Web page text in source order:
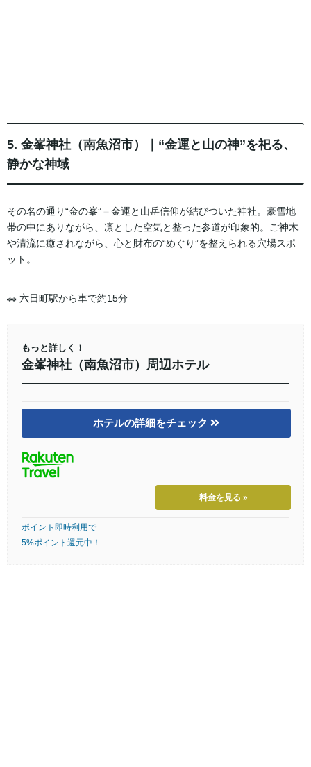
5. 金峯神社（南魚沼市）｜“金運と山の神”を祀る、
静かな神域
その名の通り“金の峯”＝金運と山岳信仰が結びついた神社。豪雪地
帯の中にありながら、凛とした空気と整った参道が印象的。ご神木
や清流に癒されながら、心と財布の“めぐり”を整えられる穴場スポ
ット。
🚗 六日町駅から車で約15分
もっと詳しく！
金峯神社（南魚沼市）周辺ホテル
ホテルの詳細をチェック
料金を見る »
ポイント即時利用で
5%ポイント還元中！